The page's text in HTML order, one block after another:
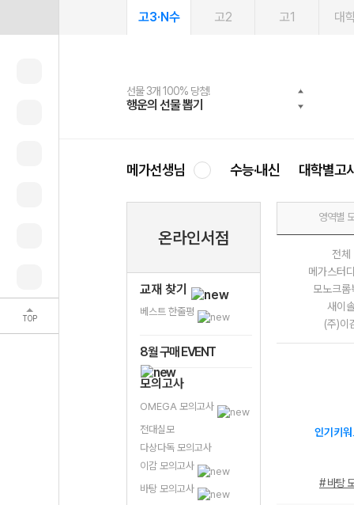
TOP
고3·N수 고2 고1 대
선물 3개 100% 당첨!
행운의 선물 뽑기
선물 100% 증정!
메가스터디 X 올리브
여름방학 스터디 캐시백
메가런 썸머스쿨
2027 러셀 단과
강사 공개선발
스마트러닝앱
설문 EVENT
메가패스
3일 무료 체험권
메가패스 수강생 무료혜택!
메가클럽 멤버십
사회공헌 캠페인
희망이룸 메가나눔
메가선생님 수능·내신 대학별고
온라인서점
교재 찾기
베스트 한줄평
8월 구매 EVENT
모의고사
OMEGA 모의고사
전대실모
다상다독 모의고사
이감 모의고사
바탕 모의고사
영역별
전체
메가스터
모노크롬
새이
(주)이
인기키
# 바탕